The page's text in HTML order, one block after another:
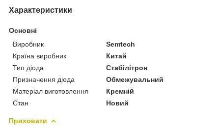
Характеристики
Основні
Виробник
Semtech
Країна виробник
Китай
Тип діода
Стабілітрон
Призначення діода
Обмежувальний
Матеріал виготовлення
Кремній
Стан
Новий
Приховати